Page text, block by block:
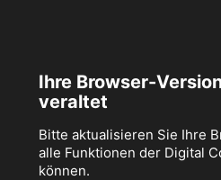
Ihre Browser-
veraltet
Bitte aktualisieren Sie Ihre
alle Funktionen der Digital
können.